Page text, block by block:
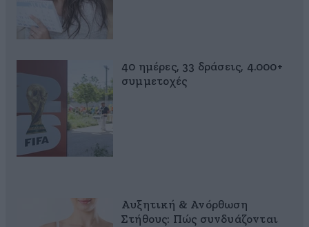
40 ημέρες, 33 δράσεις, 4.000+
συμμετοχές
Αυξητική & Ανόρθωση
Στήθους: Πώς συνδυάζονται